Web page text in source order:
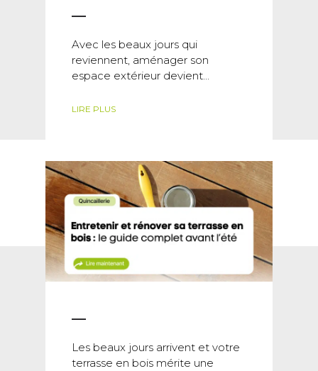
Avec les beaux jours qui
reviennent, aménager son
espace extérieur devient...
LIRE PLUS
Les beaux jours arrivent et votre
terrasse en bois mérite une